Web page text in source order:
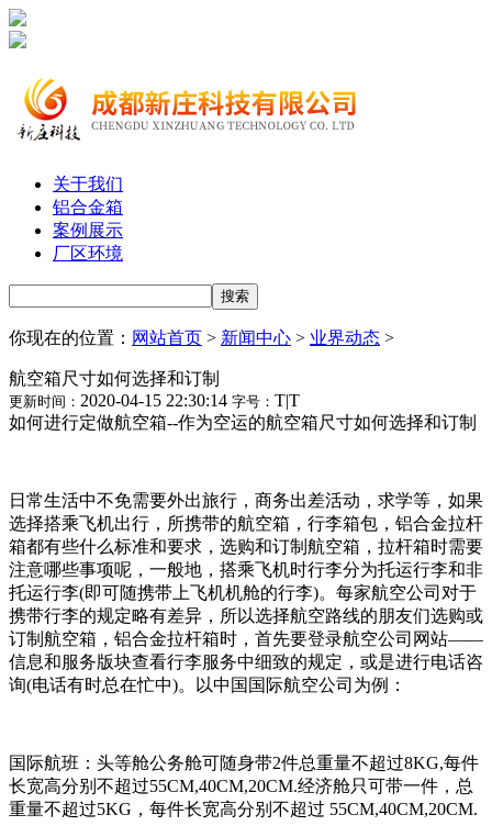
关于我们
铝合金箱
案例展示
厂区环境
你现在的位置： 网站首页 > 新闻中心 > 业界动态 >
航空箱尺寸如何选择和订制
更新时间： 2020-04-15 22:30:14 字号： T|T
如何进行定做航空箱--作为空运的航空箱尺寸如何选择和订制
日常生活中不免需要外出旅行，商务出差活动，求学等，如果
选择搭乘飞机出行，所携带的航空箱，行李箱包，铝合金拉杆
箱都有些什么标准和要求，选购和订制航空箱，拉杆箱时需要
注意哪些事项呢，一般地，搭乘飞机时行李分为托运行李和非
托运行李(即可随携带上飞机机舱的行李)。每家航空公司对于
携带行李的规定略有差异，所以选择航空路线的朋友们选购或
订制航空箱，铝合金拉杆箱时，首先要登录航空公司网站——
信息和服务版块查看行李服务中细致的规定，或是进行电话咨
询(电话有时总在忙中)。以中国国际航空公司为例：
国际航班：头等舱公务舱可随身带2件总重量不超过8KG,每件
长宽高分别不超过55CM,40CM,20CM.经济舱只可带一件，总
重量不超过5KG，每件长宽高分别不超过 55CM,40CM,20CM.